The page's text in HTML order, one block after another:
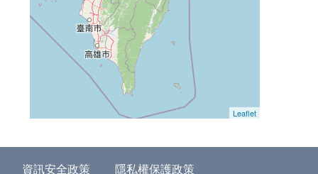
Leaflet
資訊安全政策 隱私權保護政策